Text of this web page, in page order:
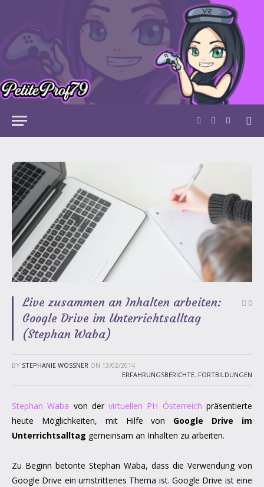
Facebook
BlueskyLinkedIn
Live zusammen an Inhalten arbeiten:
Google Drive im Unterrichtsalltag
(Stephan Waba)
0
BY STEPHANIE WÖSSNER ON 13/02/2014
ERFAHRUNGSBERICHTE, FORTBILDUNGEN
Stephan Waba von dervirtuellen PH Österreich präsentierte
heute Möglichkeiten, mit Hilfe von Google Drive im
Unterrichtsalltag gemeinsam an Inhalten zu arbeiten.
Zu Beginn betonte Stephan Waba, dass die Verwendung von
Google Drive ein umstrittenes Thema ist. Google Drive ist eine